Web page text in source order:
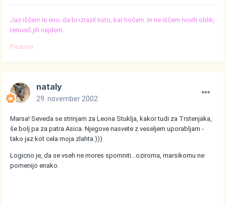
Jaz iščem le eno; da bi izrazil tisto, kar hočem. In ne iščem novih oblik,
temveč jih najdem.
Picasso
nataly
29. november 2002
Marsa! Seveda se strinjam za Leona Stuklja, kakor tudi za Trstenjaka,
še bolj pa za patra Asica. Njegove nasvete z veseljem uporabljam -
tako jaz kot cela moja zlahta:)))
Logicno je, da se vseh ne mores spomniti...oziroma, marsikomu ne
pomenijo enako.